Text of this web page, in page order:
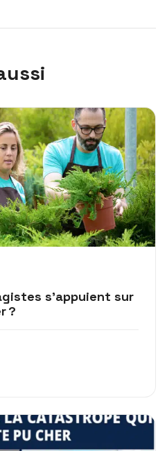
s’appuient sur
?